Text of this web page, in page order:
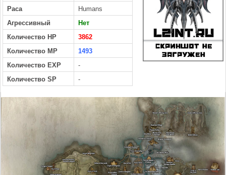
Раса
Humans
Агрессивный
Нет
Количество HP
3862
Количество MP
1493
Количество EXP
-
Количество SP
-